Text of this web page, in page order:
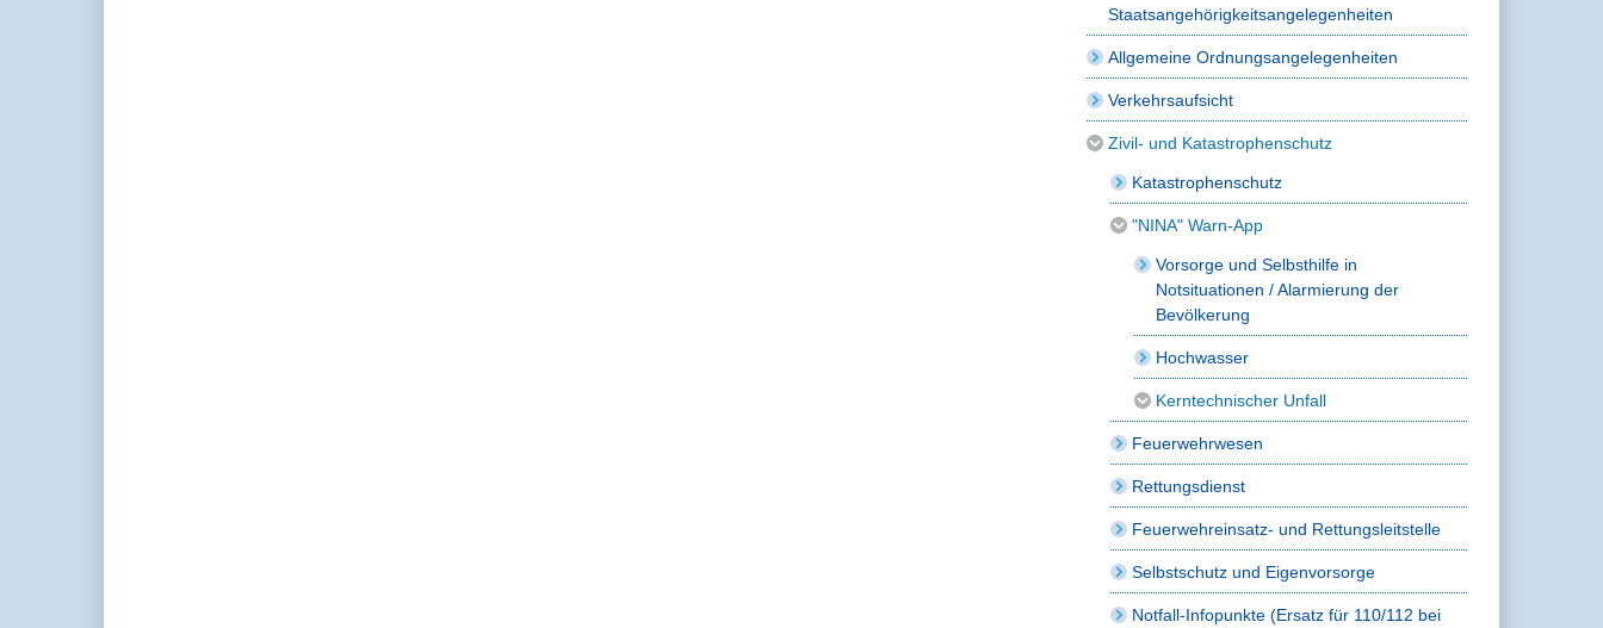
Staatsangehörigkeitsangelegenheiten
Allgemeine Ordnungsangelegenheiten
Verkehrsaufsicht
Zivil- und Katastrophenschutz
Katastrophenschutz
"NINA" Warn-App
Vorsorge und Selbsthilfe in
Notsituationen / Alarmierung der
Bevölkerung
Hochwasser
Kerntechnischer Unfall
Feuerwehrwesen
Rettungsdienst
Feuerwehreinsatz- und Rettungsleitstelle
Selbstschutz und Eigenvorsorge
Notfall-Infopunkte (Ersatz für 110/112 bei